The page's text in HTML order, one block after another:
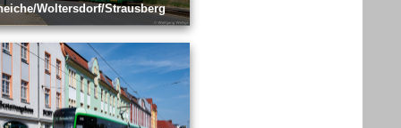
Woltersdorf/Strausberg